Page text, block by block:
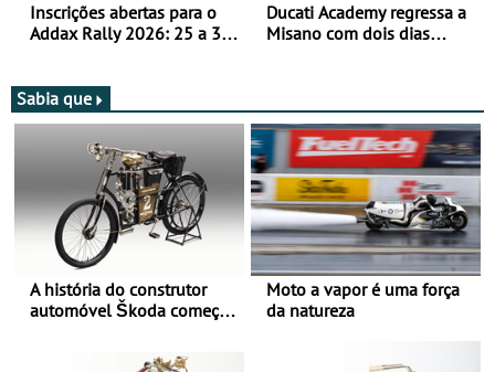
Inscrições abertas para o
Addax Rally 2026: 25 a 30
Bianchi Prata
Ducati Academy regressa a
Misano com dois dias
Circuit
Sabia que
A história do construtor
automóvel Škoda começou
Moto a vapor é uma força
da natureza